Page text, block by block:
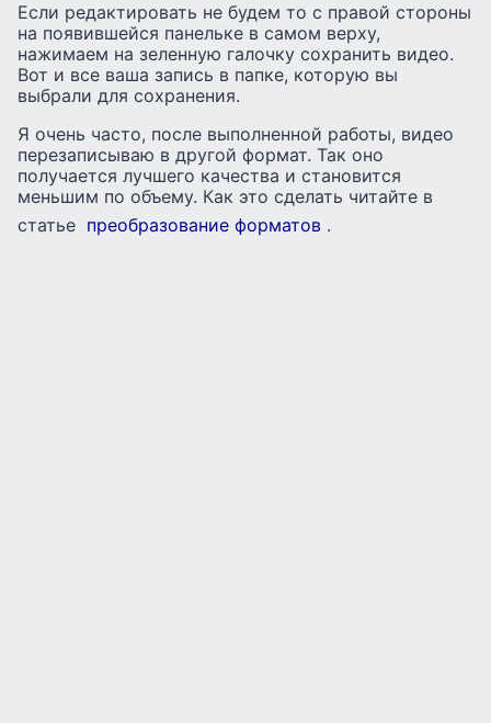
Если редактировать не будем то с правой стороны
на появившейся панельке в самом верху,
нажимаем на зеленную галочку сохранить видео.
Вот и все ваша запись в папке, которую вы
выбрали для сохранения.
Я очень часто, после выполненной работы, видео
перезаписываю в другой формат. Так оно
получается лучшего качества и становится
меньшим по объему. Как это сделать читайте в
статье преобразование форматов .